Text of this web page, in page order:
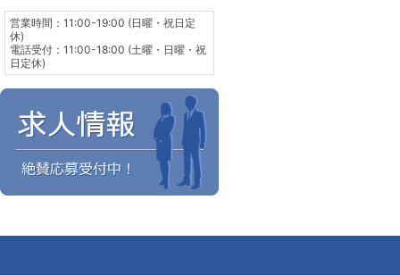
営業時間：11:00-19:00 (日曜・祝日定
休)
電話受付：11:00-18:00 (土曜・日曜・祝
日定休)